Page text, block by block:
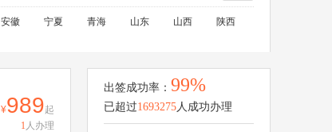
安徽 宁夏 青海 山东 山西
陕西
989起
1 人办理
出签成功率： 99%
已超过1693275人成功办理